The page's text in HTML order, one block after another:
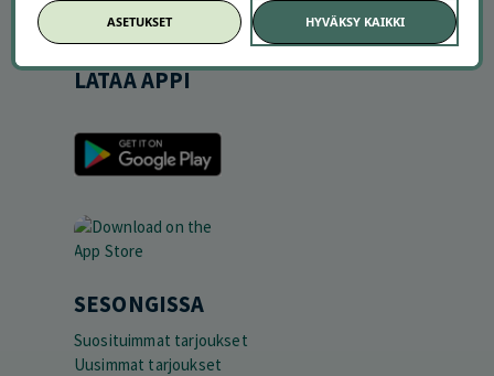
Partneriportaali
LATAA APPI
SESONGISSA
Suosituimmat tarjoukset
Uusimmat tarjoukset
ASETUKSET HYVÄKSY KAIKKI